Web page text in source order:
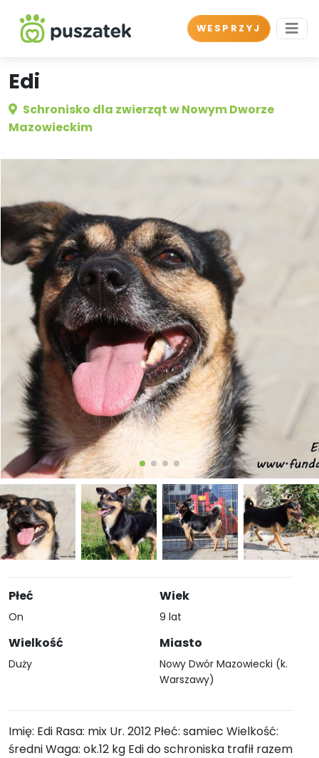
WESPRZYJ
Edi
Schronisko dla zwierząt w Nowym Dworze
Mazowieckim
Płeć
On
Wielkość
Duży
Wiek
9 lat
Miasto
Nowy Dwór Mazowiecki (k.
Warszawy)
Imię: Edi Rasa: mix Ur. 2012 Płeć: samiec Wielkość:
średni Waga: ok.12 kg Edi do schroniska trafił razem